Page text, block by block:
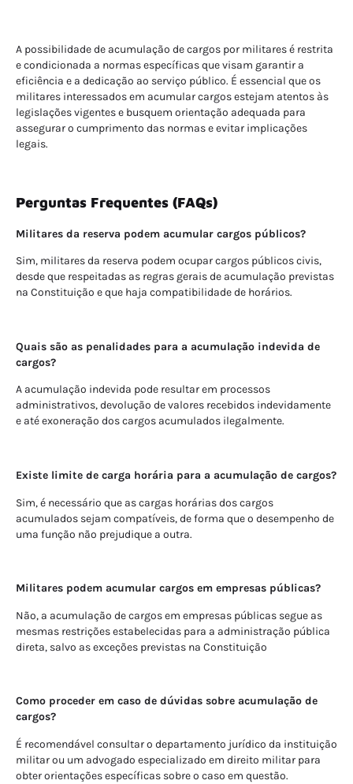
A possibilidade de acumulação de cargos por militares é restrita
e condicionada a normas específicas que visam garantir a
eficiência e a dedicação ao serviço público. É essencial que os
militares interessados em acumular cargos estejam atentos às
legislações vigentes e busquem orientação adequada para
assegurar o cumprimento das normas e evitar implicações
legais.
Perguntas Frequentes (FAQs)
Militares da reserva podem acumular cargos públicos?
Sim, militares da reserva podem ocupar cargos públicos civis,
desde que respeitadas as regras gerais de acumulação previstas
na Constituição e que haja compatibilidade de horários.
Quais são as penalidades para a acumulação indevida de
cargos?
A acumulação indevida pode resultar em processos
administrativos, devolução de valores recebidos indevidamente
e até exoneração dos cargos acumulados ilegalmente.
Existe limite de carga horária para a acumulação de cargos?
Sim, é necessário que as cargas horárias dos cargos
acumulados sejam compatíveis, de forma que o desempenho de
uma função não prejudique a outra.
Militares podem acumular cargos em empresas públicas?
Não, a acumulação de cargos em empresas públicas segue as
mesmas restrições estabelecidas para a administração pública
direta, salvo as exceções previstas na Constituição
Como proceder em caso de dúvidas sobre acumulação de
cargos?
É recomendável consultar o departamento jurídico da instituição
militar ou um advogado especializado em direito militar para
obter orientações específicas sobre o caso em questão.